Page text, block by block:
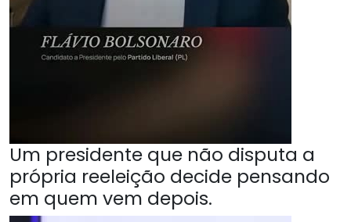
Um presidente que não disputa a
própria reeleição decide pensando
em quem vem depois.